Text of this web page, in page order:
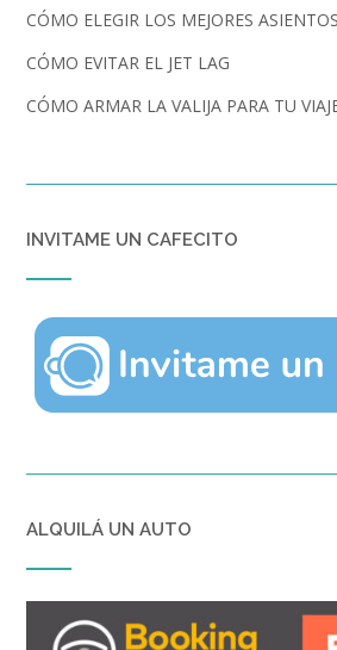
CÓMO ELEGIR LOS MEJORES
CÓMO EVITAR EL JET LAG
CÓMO ARMAR LA VALIJA PARA TU
INVITAME UN CAFECITO
ALQUILÁ UN AUTO